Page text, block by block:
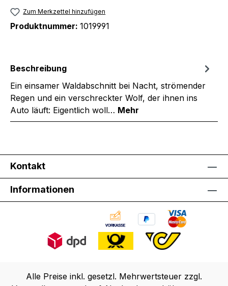
Zum Merkzettel hinzufügen
Produktnummer: 1019991
Beschreibung
Ein einsamer Waldabschnitt bei Nacht, strömender
Regen und ein verschreckter Wolf, der ihnen ins
Auto läuft: Eigentlich woll… Mehr
Kontakt
Informationen
Alle Preise inkl. gesetzl. Mehrwertsteuer zzgl.